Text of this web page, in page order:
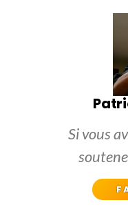
Si vous